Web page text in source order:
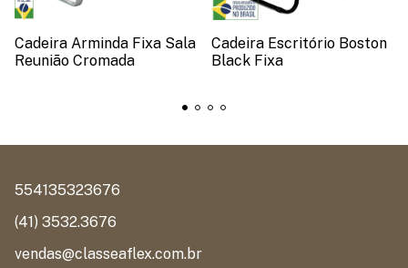
Cadeira Arminda Fixa Sala
Reunião Cromada
Cadeira Escritório Boston
Black Fixa
554135323676
(41) 3532.3676
vendas@classeaflex.com.br